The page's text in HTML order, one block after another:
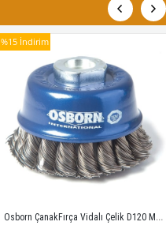
Osborn ÇanakFırça Vidalı Çelik D120 M14 0.50 6.500
%15 İndirim